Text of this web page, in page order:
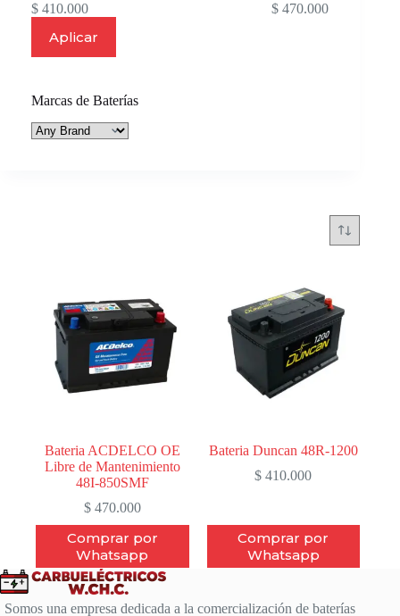
Bateria ACDELCO OE
Libre de Mantenimiento
48I-850SMF
$470.000
Comprar por
Whatsapp
Bateria Duncan 48R-1200
$ 410.000
Comprar por
Whatsapp
$ 410.000 $ 470.000
Aplicar
Marcas de Baterías
Somos una empresa dedicada a la comercialización de baterías